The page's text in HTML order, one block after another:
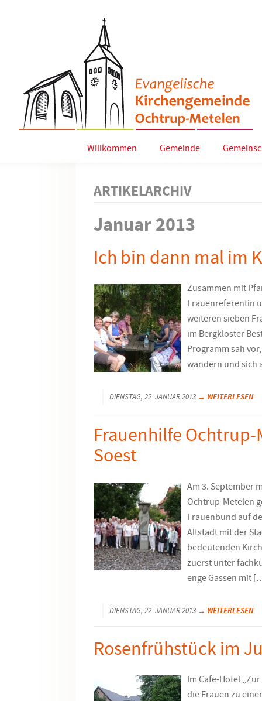
Willkommen Gemeinde
ARTIKELARCHIV
Januar 2013
Ich bin dann mal im
Zusammen mit
Frauenreferentin
weiteren sieben
im Bergkloster
Programm sah
wandern und sich
DIENSTAG, 22. JANUAR 2013 → WEITERLESEN
Frauenhilfe
Soest
Am 3. September
Ochtrup-Mete­len
Frauenbund auf
Altstadt mit der
bedeutenden
zuerst unter
enge Gassen mit
DIENSTAG, 22. JANUAR 2013 → WEITERLESEN
Rosenfrühstück im
Im Cafe-Hotel
die Frauen zu